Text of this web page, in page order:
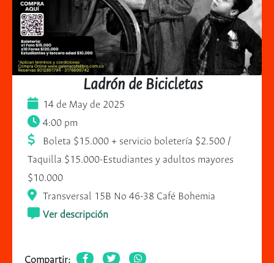
Ladrón de Bicicletas
14 de May de 2025
4:00 pm
Boleta $15.000 + servicio boletería $2.500 /
Taquilla $15.000-Estudiantes y adultos mayores
$10.000
Transversal 15B No 46-38 Café Bohemia
Ver descripción
Compartir: